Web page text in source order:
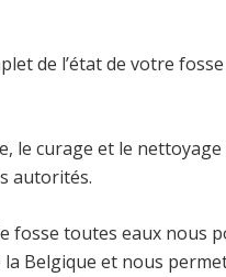
de l’état de votre
le curage et le
autorités.
fosse toutes eaux nous
Belgique et nous